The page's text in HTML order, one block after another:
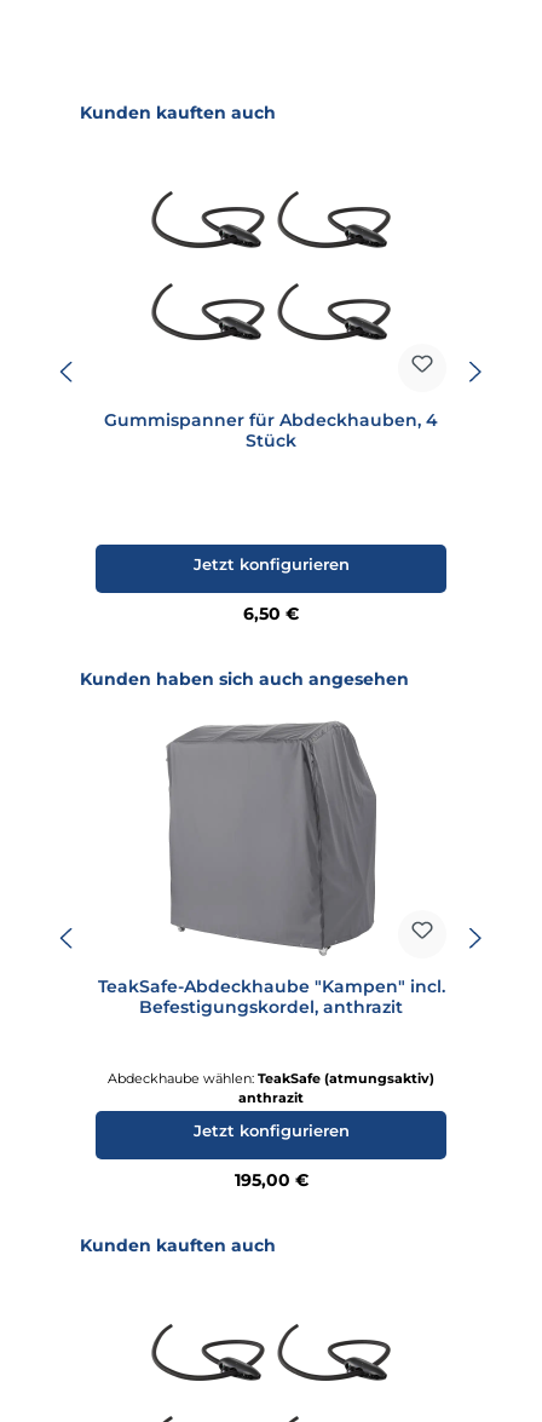
Produktgalerie überspringen
Kunden kauften auch
Gummispanner für Abdeckhauben, 4
Stück
Regulärer Preis:
6,50 €
Jetzt konfigurieren
Produktgalerie überspringen
Kunden haben sich auch angesehen
TeakSafe-Abdeckhaube "Kampen" incl.
Befestigungskordel, anthrazit
Abdeckhaube wählen: TeakSafe (atmungsaktiv)
anthrazit
Regulärer Preis:
195,00 €
Jetzt konfigurieren
Produktgalerie überspringen
Kunden kauften auch